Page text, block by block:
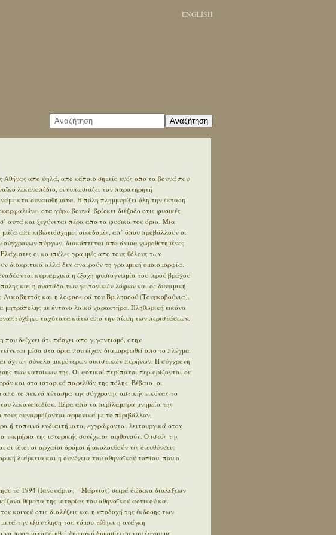
ENGLISH
Αναζήτηση
Αθήνας απο ψηλά, απο κάποιο σημείο ενός απο τα βουνά που
λεκανοπέδιο, εντυπωσιάζει τον παρατηρητή
συναισθήματα. Η πόλη πλημμυρίζει όλη την έκταση
στα γύρω βουνά, βρίσκει διέξοδο στις φυσικές
αυτά και ξεχύνεται πέρα απο τα φυσικά του όρια. Μια
απο κιβωτιόσχημες οικοδομές, απ’ όπου προβάλλουν οι
σύγχρονων πύργων, διακόπτεται απο άνισα χωροθετημένες
οι καμπύλες γραμμές απο τους θόλους των
διακριτικά αλλά δεν αναιρούν τη γραμμική ομοιομορφία.
κυριαρχικά η έξοχη φυσιογνωμία του ιερού βράχου
και η συστάδα των γειτονικών λόφων και σε δυναμική
Λυκαβηττός και η λοφοσειρά του Βριλησσού (Τουρκοβούνια).
μητρόπολης με έντονο λαϊκό χαρακτήρα. Πληθωρική εικόνα
ταχύτατα κάτω απο την πίεση των περιστάσεων.
δείχνει ότι πάσχει απο γιγαντισμό, στην
μέσα στα όρια που είχαν διαμορφωθεί απο το πλέγμα
όχι ως σύνολο μικρότερων οικιστικών πυρήνων. Η σύγχρονη
των κατοίκων της. Οι αστικοί περίπατοι περιορίζονται σε
και στο ιστορικό παρελθόν της πόλης. Βέβαια, οι
απο το πυκνό πέτασμα της σύγχρονης αστικής εικόνας το
λεκανοπεδίου. Πέρα απο τα περίλαμπρα μνημεία της
τους συναρμόζονται αρμονικά με το περιβάλλον,
ή ταπεινά ενδιαιτήματα, εγγράφονται λειτουργικά στον
της ιστορικής συνέχειας αφθονούν. Ο ιστός της
ίδιοι οι αρχαίοι δρόμοι ή ακολουθούν τις διευθύνσεις
διάρκεια και η συνέχεια του αθηναϊκού τοπίου, που ο
το 1994 (Ιανουάριος – Μάρτιος) σειρά δώδεκα διαλέξεων
θέματα της ιστορίας του αθηναϊκού αστικού και
κοινού στις διαλέξεις και η υποδοχή της έκδοσης των
την εξάντληση του τόμου τέθηκε η ανάγκη
πραγματοποιηθεί ψηφιακή δημοσίευση του έργου με